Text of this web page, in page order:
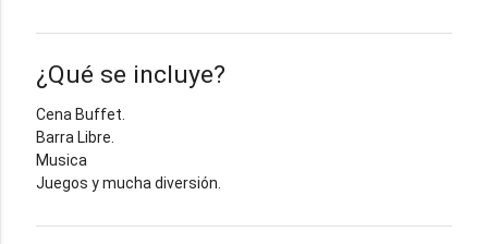
¿Qué se incluye?
Cena Buffet.
Barra Libre.
Musica
Juegos y mucha diversión.